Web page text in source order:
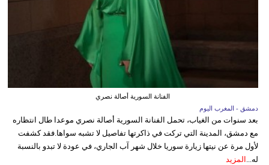
الفنانة السورية أصالة نصري
دمشق - المغرب اليوم
بعد سنوات من الغياب، تحمل الفنانة السورية أصالة نصري موعدا طال انتظاره
مع دمشق، المدينة التي تركت في ذاكرتها تفاصيل لا تشبه سواها.فقد كشفت
لأول مرة عن نيتها زيارة سوريا خلال شهر آب الجاري، في عودة لا تبدو بالنسبة
له... المزيد